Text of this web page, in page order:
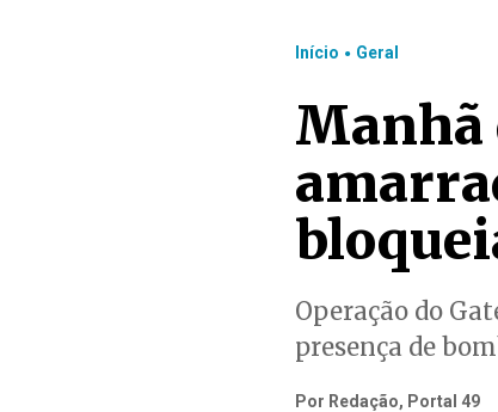
Início . Geral
Manhã
Operação do
presença de
Por Redação, Portal 49